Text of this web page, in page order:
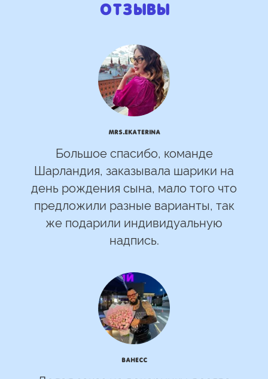
Отзывы
mrs.Ekaterina
Большое спасибо, команде
Шарландия, заказывала шарики на
день рождения сына, мало того что
предложили разные варианты, так
же подарили индивидуальную
надпись.
Ванесс